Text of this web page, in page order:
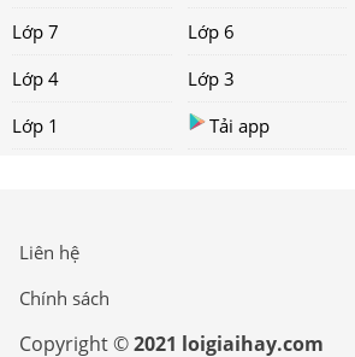
Lớp 7
Lớp 6
Lớp 4
Lớp 3
Lớp 1
Tải app
Liên hệ
Chính sách
Copyright ©2021 loigiaihay.com